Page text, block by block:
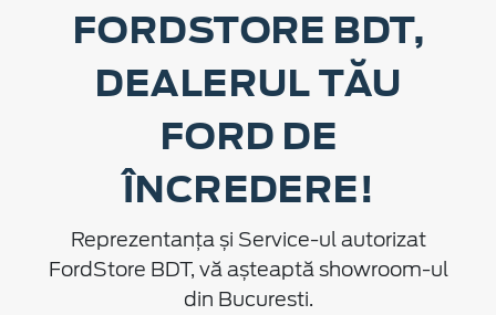
FORDSTORE BDT,
DEALERUL TĂU
FORD DE
ÎNCREDERE!
Reprezentanța și Service-ul autorizat
FordStore BDT, vă așteaptă showroom-ul
din Bucuresti.